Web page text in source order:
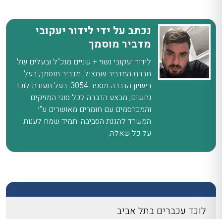
נכתב על ידי לידור יעקובי
מדביר מוסמך
לידור יעקובי נשוי + שניים מנכ"ל ובעלים של
חברת המדביר שמציל. מדביר מוסמך, בעל
רישיון הדברה מספר 3054. בעל תעודת לוכד
נחשים, מבצע הדברה לכל סוגי המזיקים
והמכרסמים עם חומרים מאושרים ע"י
המשרד להגנת הסביבה. תמיד שמח לענות
על כל שאלה.
לוכד עכברים בתל אביב